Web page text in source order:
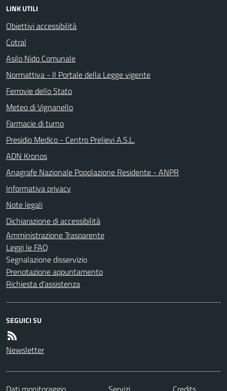
LINK UTILI
Obiettivi accessibilità
Cotral
Asilo Nido Comunale
Normattiva - Il Portale della Legge vigente
Ferrovie dello Stato
Meteo di Vignanello
Farmacie di turno
Presidio Medico - Centro Prelievi A.S.L.
ADN Kronos
Anagrafe Nazionale Popolazione Residente - ANPR
Informativa privacy
Note legali
Dichiarazione di accessibilità
Amministrazione Trasparente
Leggi le FAQ
Segnalazione disservizio
Prenotazione appuntamento
Richiesta d'assistenza
SEGUICI SU
Newsletter